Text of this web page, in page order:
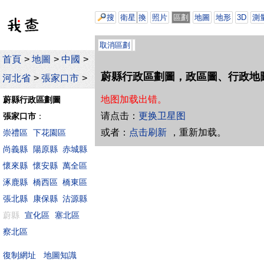
首頁 > 地圖 > 中國 >
河北省 > 張家口市 >
蔚縣行政區劃圖
張家口市 ：
崇禮區 下花園區
尚義縣
陽原縣 赤城縣
懷來縣 懷安縣 萬全區
涿鹿縣 橋西區 橋東區
張北縣
康保縣 沽源縣
蔚縣 宣化區 塞北區
察北區
地圖知識
搜 衛星 換 照片 區劃 地圖 地形 3D 測
取消區劃
蔚縣行政區劃圖，政區圖、行政地
地图加载出错。
请点击： 更换卫星图
或者： 点击刷新 ，重新加载。